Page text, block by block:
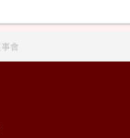
會